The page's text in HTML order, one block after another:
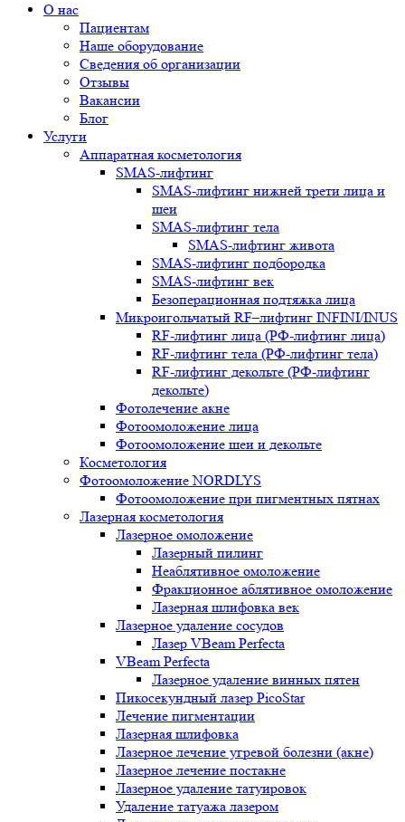
О нас
Пациентам
Наше оборудование
Сведения об организации
Отзывы
Вакансии
Блог
Услуги
Аппаратная косметология
SMAS-лифтинг
SMAS-лифтинг нижней трети лица и
шеи
SMAS-лифтинг тела
SMAS-лифтинг живота
SMAS-лифтинг подбородка
SMAS-лифтинг век
Безоперационная подтяжка лица
Микроигольчатый RF–лифтинг INFINI/INUS
RF-лифтинг лица (РФ-лифтинг лица)
RF-лифтинг тела (РФ-лифтинг тела)
RF-лифтинг декольте (РФ-лифтинг
декольте)
Фотолечение акне
Фотоомоложение лица
Фотоомоложение шеи и декольте
Косметология
Фотоомоложение NORDLYS
Фотоомоложение при пигментных пятнах
Лазерная косметология
Лазерное омоложение
Лазерный пилинг
Неаблятивное омоложение
Фракционное аблятивное омоложение
Лазерная шлифовка век
Лазерное удаление сосудов
Лазер VBeam Perfecta
VBeam Perfecta
Лазерное удаление винных пятен
Пикосекундный лазер PicoStar
Лечение пигментации
Лазерная шлифовка
Лазерное лечение угревой болезни (акне)
Лазерное лечение постакне
Лазерное удаление татуировок
Удаление татуажа лазером